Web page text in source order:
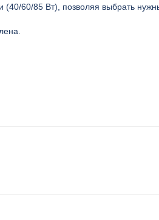
60/85 Вт), позволяя выбрать